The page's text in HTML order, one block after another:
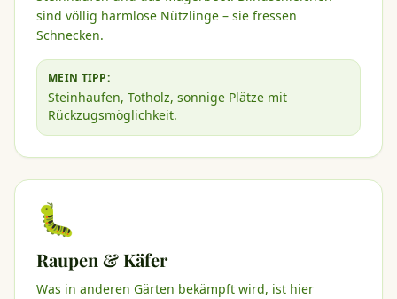
sind völlig harmlose Nützlinge – sie fressen
Schnecken.
MEIN TIPP:
Steinhaufen, Totholz, sonnige Plätze mit
Rückzugsmöglichkeit.
🐛
Raupen & Käfer
Was in anderen Gärten bekämpft wird, ist hier